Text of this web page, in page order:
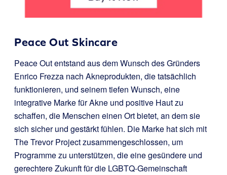
Peace Out Skincare
Peace Out entstand aus dem Wunsch des Gründers
Enrico Frezza nach Akneprodukten, die tatsächlich
funktionieren, und seinem tiefen Wunsch, eine
integrative Marke für Akne und positive Haut zu
schaffen, die Menschen einen Ort bietet, an dem sie
sich sicher und gestärkt fühlen. Die Marke hat sich mit
The Trevor Project zusammengeschlossen, um
Programme zu unterstützen, die eine gesündere und
gerechtere Zukunft für die LGBTQ-Gemeinschaft